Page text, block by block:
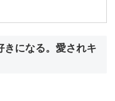
きになる。愛されキ